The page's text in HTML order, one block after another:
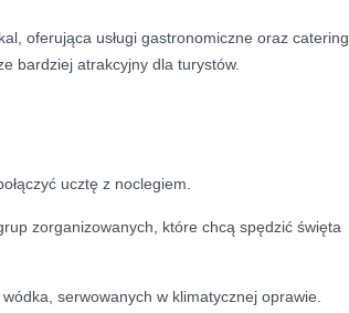
oferująca usługi gastronomiczne oraz catering.
bardziej atrakcyjny dla turystów.
ucztę z noclegiem.
zorganizowanych, które chcą spędzić święta
serwowanych w klimatycznej oprawie.